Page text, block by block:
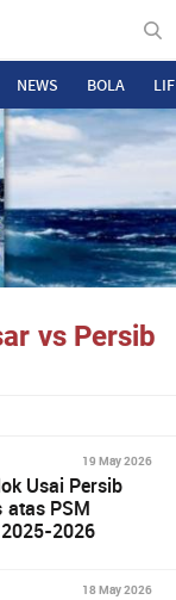
NEWS BOLA
vs Persib
19 May 2026
Usai Persib
atas PSM
2026
18 May 2026